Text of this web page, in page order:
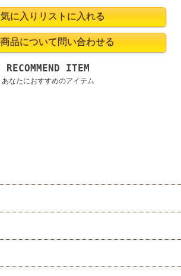
RECOMMEND ITEM
あなたにおすすめのアイテム